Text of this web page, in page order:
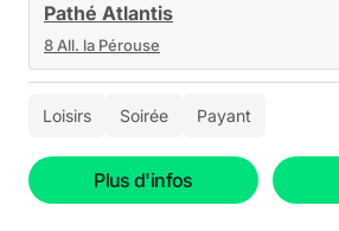
Pathé Atlantis
8 All. la Pérouse
Loisirs Soirée Payant
Plus d'infos